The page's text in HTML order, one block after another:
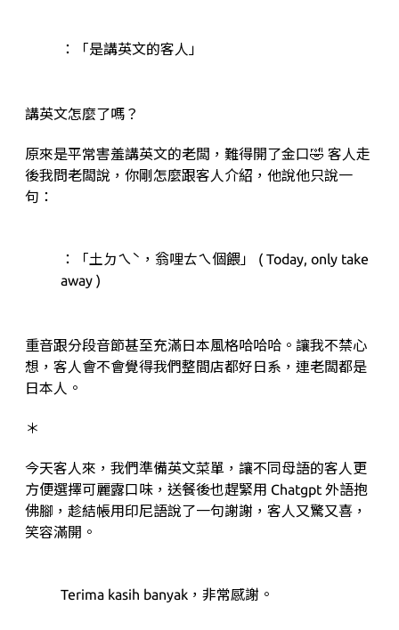
：「是講英文的客人」
講英文怎麼了嗎？
原來是平常害羞講英文的老闆，難得開了金口🤣 客人走
後我問老闆說，你剛怎麼跟客人介紹，他說他只說一
句：
：「土ㄉㄟˋ，翁哩ㄊㄟ個餵」 ( Today, only take
away )
重音跟分段音節甚至充滿日本風格哈哈哈。讓我不禁心
想，客人會不會覺得我們整間店都好日系，連老闆都是
日本人。
＊
今天客人來，我們準備英文菜單，讓不同母語的客人更
方便選擇可麗露口味，送餐後也趕緊用 Chatgpt 外語抱
佛腳，趁結帳用印尼語說了一句謝謝，客人又驚又喜，
笑容滿開。
Terima kasih banyak，非常感謝。